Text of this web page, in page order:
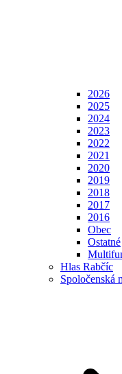
2026
2025
2024
2023
2022
2021
2020
2019
2018
2017
2016
Obec
Ostatné
Hlas Rabčíc
Spoločenská